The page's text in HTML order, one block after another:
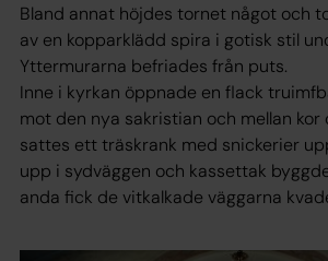
Bland annat höjdes tornet något och
av en kopparklädd spira i gotisk stil
Yttermurarna befriades från puts.
Inne i kyrkan öppnade en flack
mot den nya sakristian och mellan kor
sattes ett träskrank med snickerier
upp i sydväggen och kassettak
anda fick de vitkalkade väggarna